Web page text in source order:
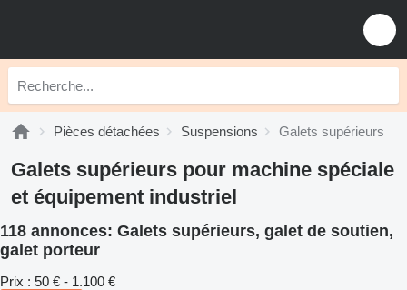
Pièces détachées Suspensions Galets supérieurs
Galets supérieurs pour machine spéciale
et équipement industriel
118 annonces: Galets supérieurs, galet de soutien,
galet porteur
Prix : 50 € - 1.100 €